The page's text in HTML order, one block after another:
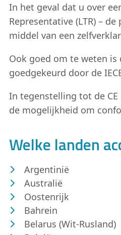
In het geval dat u over
Representative (LTR) –
middel van een
Ook goed om te weten
goedgekeurd door de
In tegenstelling tot de
de mogelijkheid om
Welke landen
Argentinië
Australië
Oostenrijk
Bahrein
Belarus (Wit-Rusland)